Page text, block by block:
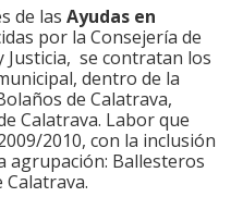
de lasAyudas en
por la Consejería de
Justicia, se contratan los
dentro de la
de Calatrava,
Calatrava. Labor que
2010, con la inclusión
agrupación: Ballesteros
Calatrava.